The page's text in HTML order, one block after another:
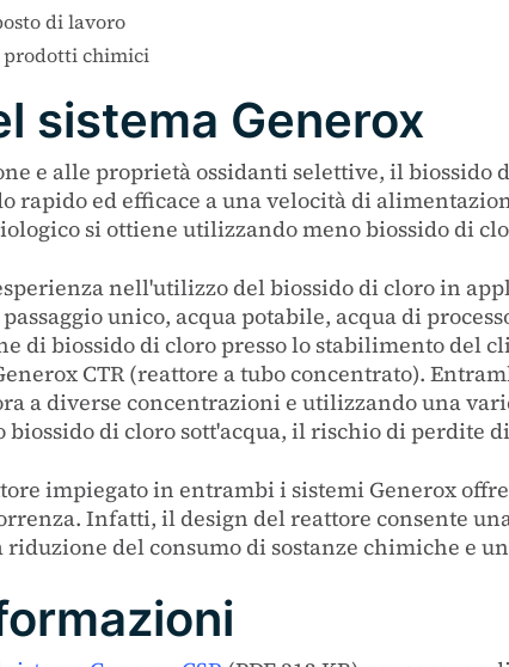
di lavoro
prodotti chimici
sistema Generox
e alle proprietà ossidanti selettive, il
rapido ed efficace a una velocità di
si ottiene utilizzando meno biossido di
nell'utilizzo del biossido di cloro in
unico, acqua potabile, acqua di
di biossido di cloro presso lo stabilimento del
CTR (reattore a tubo concentrato).
a diverse concentrazioni e utilizzando una
di cloro sott'acqua, il rischio di perdite
impiegato in entrambi i sistemi Generox
Infatti, il design del reattore consente
del consumo di sostanze chimiche e